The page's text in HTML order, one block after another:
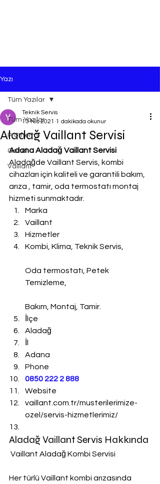
Yazı
Tüm Yazılar
Protherm
Genel
Vaillant
Tüm Yazılar
Aladağ Vaillant Servisi
Teknik Servis
13 Nis 2021 1 dakikada okunur
Adana Aladağ Vaillant Servisi
Aladağde Vaillant Servis, kombi
cihazları için kaliteli ve garantili bakım,
arıza , tamir, oda termostatı montaj
hizmeti sunmaktadır.
Marka
Vaillant
Hizmetler
Kombi, Klima, Teknik Servis,
Oda termostatı, Petek
Temizleme,
Bakım, Montaj, Tamir.
İlçe
Aladağ
Adana
Phone
0850 222 2 888
Website
vaillant.com.tr/musterilerimize-
ozel/servis-hizmetlerimiz/
Aladağ Vaillant Servis Hakkında
Vaillant Aladağ Kombi Servisi
Her türlü Vaillant kombi arızasında